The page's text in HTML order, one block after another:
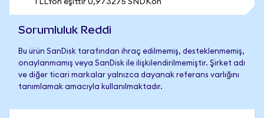
1 LLYon eşittir 0,973275 SNDKon
Sorumluluk Reddi
Bu ürün SanDisk tarafından ihraç edilmemiş, desteklenmemiş,
onaylanmamış veya SanDisk ile ilişkilendirilmemiştir. Şirket adı
ve diğer ticari markalar yalnızca dayanak referans varlığını
tanımlamak amacıyla kullanılmaktadır.